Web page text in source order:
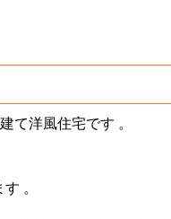
て洋風住宅です 。
。